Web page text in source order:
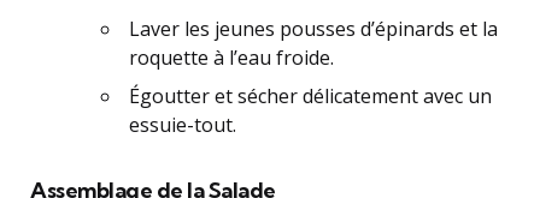
Laver les jeunes pousses d’épinards et la
roquette à l’eau froide.
Égoutter et sécher délicatement avec un
essuie-tout.
Assemblage de la Salade